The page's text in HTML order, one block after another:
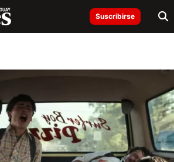
Suscribirse